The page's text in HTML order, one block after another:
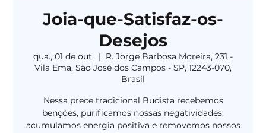
Joia-que-Satisfaz-os-
Desejos
qua., 01 de out.
  |
R. Jorge Barbosa Moreira, 231 -
Vila Ema, São José dos Campos - SP, 12243-070,
Brasil
Nessa prece tradicional Budista recebemos
benções, purificamos nossas negatividades,
acumulamos energia positiva e removemos nossos